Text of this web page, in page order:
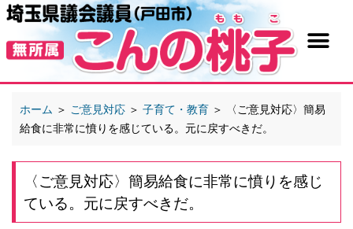
ホーム ＞ ご意見対応 ＞ 子育て・教育 ＞
〈ご意見対応〉簡易
給食に非常に憤りを感じている。元に戻すべきだ。
〈ご意見対応〉簡易給食に非常に憤りを感じ
ている。元に戻すべきだ。